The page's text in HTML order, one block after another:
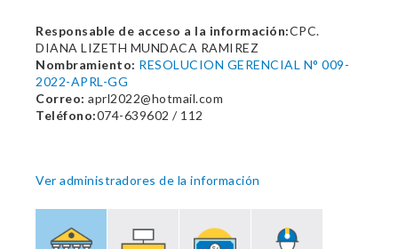
Responsable de acceso a la información:CPC.
DIANA LIZETH MUNDACA RAMIREZ
Nombramiento: RESOLUCION GERENCIAL N° 009-
2022-APRL-GG
Correo: aprl2022@hotmail.com
Teléfono:074-639602 / 112
Ver administradores de la información